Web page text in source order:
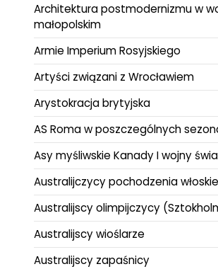
Architektura postmodernizmu w
małopolskim
Armie Imperium Rosyjskiego
Artyści związani z Wrocławiem
Arystokracja brytyjska
AS Roma w poszczególnych
Asy myśliwskie Kanady I wojny
Australijczycy pochodzenia
Australijscy olimpijczycy
Australijscy wioślarze
Australijscy zapaśnicy